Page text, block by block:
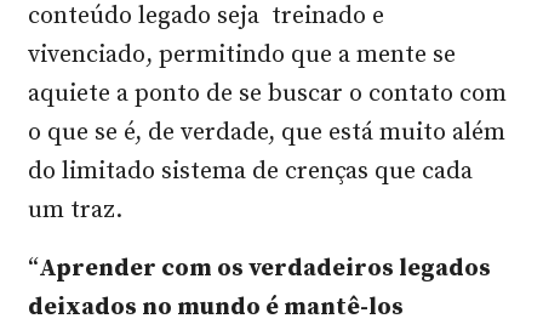
conteúdo legado seja treinado e
vivenciado, permitindo que a mente se
aquiete a ponto de se buscar o contato com
o que se é, de verdade, que está muito além
do limitado sistema de crenças que cada
um traz.
“Aprender com os verdadeiros legados
deixados no mundo é mantê-los